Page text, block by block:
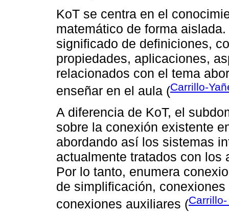
KoT se centra en el
matemático de forma
significado de definiciones,
propiedades, aplicaciones,
relacionados con el tema
enseñar en el aula (Carrillo-
A diferencia de KoT, el
sobre la conexión existente
abordando así los sistemas
actualmente tratados con
Por lo tanto, enumera
de simplificación,
conexiones auxiliares (